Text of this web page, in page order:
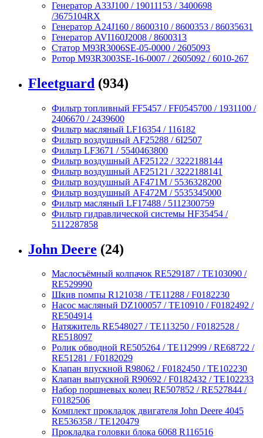
Генератор A33J100 / 19011153 / 3400698
/3675104RX
Генератор A24J160 / 8600310 / 8600353 / 86035631
Генератор AVI160J2008 / 8600313
Статор M93R3006SE-05-0000 / 2605093
Ротор M93R3003SE-16-0007 / 2605092 / 6010-267
Fleetguard (934)
Фильтр топливный FF5457 / FF0545700 / 1931100 /
2406670 / 2439600
Фильтр масляный LF16354 / 116182
Фильтр воздушный AF25288 / 6I2507
Фильтр LF3671 / 5540463800
Фильтр воздушный AF25122 / 3222188144
Фильтр воздушный AF25121 / 3222188141
Фильтр воздушный AF471M / 5536328200
Фильтр воздушный AF472M / 5535345000
Фильтр масляный LF17488 / 5112300759
Фильтр гидравлической системы HF35454 /
5112287858
John Deere (24)
Маслосъёмный колпачок RE529187 / TE103090 /
RE529990
Шкив помпы R121038 / TE11288 / F0182230
Насос масляный DZ100057 / TE10910 / F0182492 /
RE504914
Натяжитель RE548027 / TE113250 / F0182528 /
RE518097
Ролик обводной RE505264 / TE112999 / RE68722 /
RE51281 / F0182029
Клапан впускной R98062 / F0182450 / TE102230
Клапан выпускной R90692 / F0182432 / TE102233
Набор поршневых колец RE507852 / RE527844 /
F0182506
Комплект прокладок двигателя John Deere 4045
RE536358 / TE120479
Прокладка головки блока 6068 R116516